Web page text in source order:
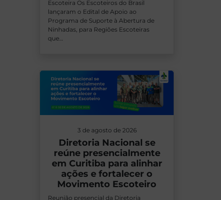
Escoteira Os Escoteiros do Brasil
lançaram o Edital de Apoio ao
Programa de Suporte à Abertura de
Ninhadas, para Regiões Escoteiras
que…
3 de agosto de 2026
Diretoria Nacional se
reúne presencialmente
em Curitiba para alinhar
ações e fortalecer o
Movimento Escoteiro
Reunião presencial da Diretoria